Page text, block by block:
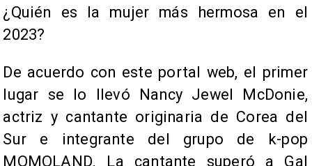
¿Quién es la mujer más hermosa en el
2023?
De acuerdo con este portal web, el primer
lugar se lo llevó Nancy Jewel McDonie,
actriz y cantante originaria de Corea del
Sur e integrante del grupo de k-pop
MOMOLAND. La cantante superó a Gal